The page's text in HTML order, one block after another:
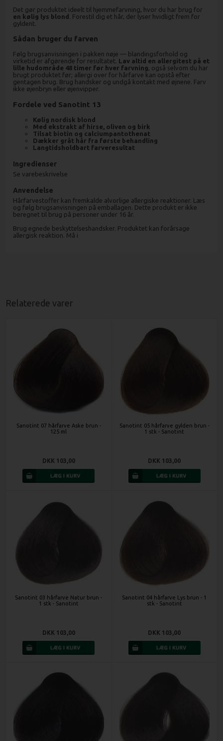
Det gør produktet ideelt til hjemmefarvning, hvor du har brug for
en kølig lys blond . Forestil dig et hår, der lyser hvidligt frem for
gyldent.
Sådan bruger du farven
Følg brugsanvisningen i pakken nøje — blandingsforhold og
virketid er afgørende for resultatet. Lav altid en allergitest på et
lille hudområde 48 timer før hver farvning, også selvom du har
brugt produktet før; allergi over for hårfarve kan opstå efter
gentagen brug. Brug handsker og undgå kontakt med øjnene. Farv
ikke øjenbryn eller øjenvipper.
Fordele ved Sanotint 13
Kølig nordisk blond
Med ekstrakt af hirse, oliven og birk
Tilsat biotin og calciumpantothenat
Dækker gråt hår fra første behandling
Langtidsholdbart farveresultat
Ingredienser
Se varebeskrivelse
Anvendelse
Hårfarvestoffer kan fremkalde alvorlige allergiske reaktioner. Læs
og følg brugsanvisningen på emballagen. Dette produkt er ikke
beregnet til brug på personer under 16 år.
Brug egnede beskyttelseshandsker. Produktet kan forårsage
allergisk reaktion. Må i
Relaterede varer
Sanotint 07 hårfarve Aske brun -
125 ml
DKK 103,00
Sanotint 05 hårfarve gylden brun -
1 stk - Sanotint
DKK 103,00
Sanotint 03 hårfarve Natur brun -
1 stk - Sanotint
DKK 103,00
Sanotint 04 hårfarve Lys brun - 1
stk - Sanotint
DKK 103,00